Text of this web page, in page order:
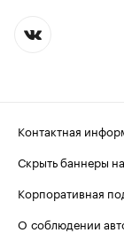
Контактная
Скрыть баннеры
Корпоративная
О соблюдении